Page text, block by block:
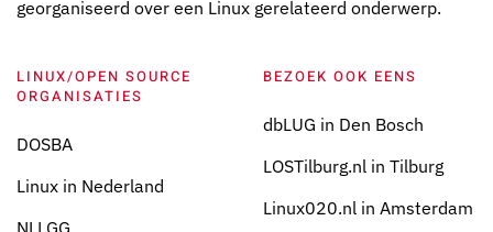
georganiseerd over een Linux gerelateerd onderwerp.
LINUX/OPEN SOURCE
ORGANISATIES
DOSBA
Linux in Nederland
NLLGG
BEZOEK OOK EENS
dbLUG in Den Bosch
LOSTilburg.nl in Tilburg
Linux020.nl in Amsterdam